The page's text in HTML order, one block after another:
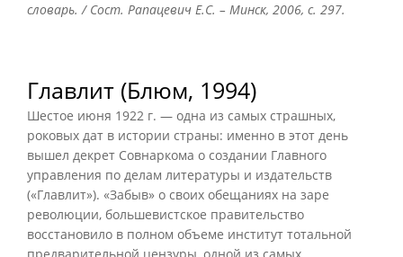
словарь. / Сост. Рапацевич Е.С. – Минск, 2006, с. 297.
Главлит (Блюм, 1994)
Шестое июня 1922 г. — одна из самых страшных,
роковых дат в истории страны: именно в этот день
вышел декрет Совнаркома о создании Главного
управления по делам литературы и издательств
(«Главлит»). «Забыв» о своих обещаниях на заре
революции, большевистское правительство
восстановило в полном объеме институт тотальной